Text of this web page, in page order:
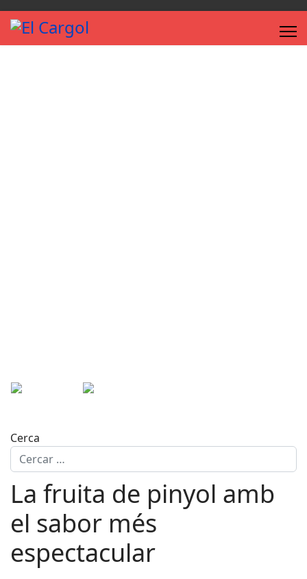
Cerca
La fruita de pinyol amb
el sabor més
espectacular